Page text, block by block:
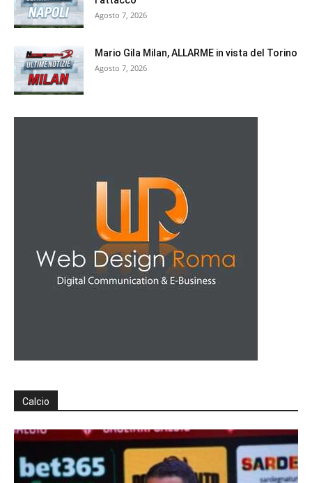
Agosto 7, 2026
Mario Gila Milan, ALLARME in vista del Torino
Agosto 7, 2026
Calcio